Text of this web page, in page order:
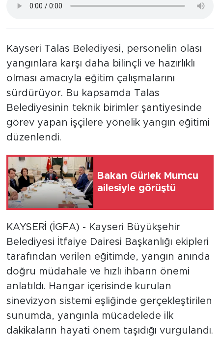
Kayseri Talas Belediyesi, personelin olası
yangınlara karşı daha bilinçli ve hazırlıklı
olması amacıyla eğitim çalışmalarını
sürdürüyor. Bu kapsamda Talas
Belediyesinin teknik birimler şantiyesinde
görev yapan işçilere yönelik yangın eğitimi
düzenlendi.
Bakan Gürlek Mumcu
ailesiyle görüştü
KAYSERİ (İGFA) - Kayseri Büyükşehir
Belediyesi İtfaiye Dairesi Başkanlığı ekipleri
tarafından verilen eğitimde, yangın anında
doğru müdahale ve hızlı ihbarın önemi
anlatıldı. Hangar içerisinde kurulan
sinevizyon sistemi eşliğinde gerçekleştirilen
sunumda, yangınla mücadelede ilk
dakikaların hayati önem taşıdığı vurgulandı.